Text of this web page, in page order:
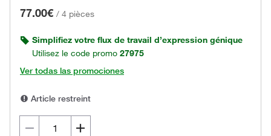
77.00€ / 4 pièces
Simplifiez votre flux de travail d’expression génique
Utilisez le code promo 27975
Ver todas las promociones
Article restreint